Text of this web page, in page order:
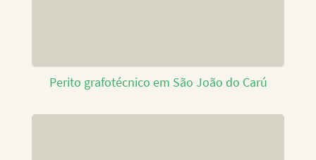
Perito grafotécnico em São João do Carú